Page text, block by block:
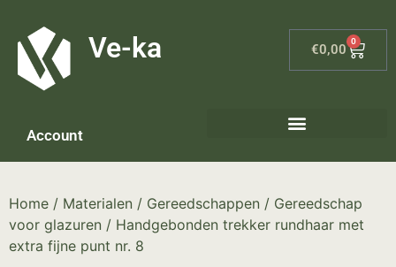
Ve-ka €0,00
0
Account
Home / Materialen / Gereedschappen / Gereedschap
voor glazuren / Handgebonden trekker rundhaar met
extra fijne punt nr. 8